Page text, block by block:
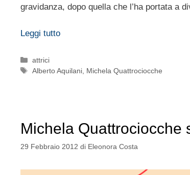
gravidanza, dopo quella che l’ha portata a
Leggi tutto
Categorie
attrici
Tag
Alberto Aquilani Michela Quattrociocche
Michela Quattrociocche
29 Febbraio 2012 di Eleonora Costa